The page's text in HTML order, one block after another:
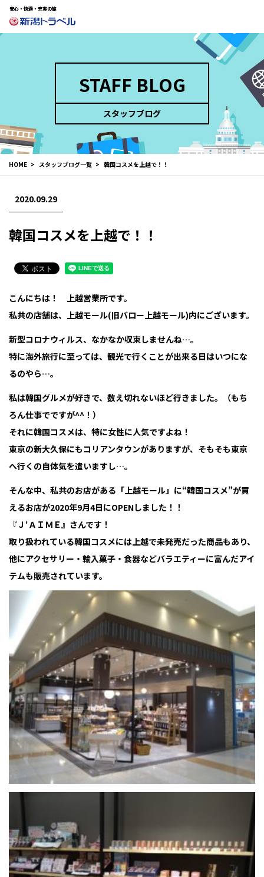
安心・快適・充実の旅
STAFF BLOG
スタッフブログ
HOME スタッフブログ一覧 韓国コスメを上越で！！
2020.09.29
韓国コスメを上越で！！
こんにちは！ 上越営業所です。
私共の店舗は、上越モール(旧バロー上越モール)内にございます。
新型コロナウィルス、なかなか収束しませんね…。
特に海外旅行に至っては、観光で行くことが出来る日はいつにな
るのやら…。
私は韓国グルメが好きで、数え切れないほど行きました。（もち
ろん仕事でですが^^！）
それに韓国コスメは、特に女性に人気ですよね！
東京の新大久保にもコリアンタウンがありますが、そもそも東京
へ行くの自体気を遣いますし…。
そんな中、私共のお店がある「上越モール」に“韓国コスメ”が買
えるお店が2020年9月4日にOPENしました！！
『Ｊ‘ＡＩＭＥ』さんです！
取り扱われている韓国コスメには上越で未発売だった商品もあり、
他にアクセサリー・輸入菓子・食器などバラエティーに富んだアイ
テムも販売されています。